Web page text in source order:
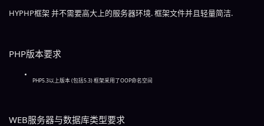
HYPHP框架 并不需要高大上的服务器环境. 框架文件并且轻量简洁.
PHP版本要求
PHP5.3以上版本 (包括5.3) 框架采用了OOP命名空间
WEB服务器与数据库类型要求